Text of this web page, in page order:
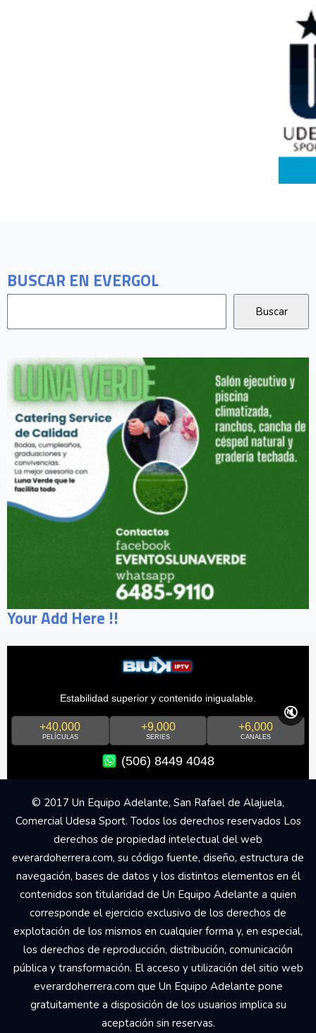
BUSCAR EN EVERGOL
Your Add Here !!
Estabilidad superior y contenido inigualable.
+40,000
PELÍCULAS
+9,000
SERIES
+6,000
CANALES
(506) 8449 4048
🔇
© 2017 Un Equipo Adelante, San Rafael de Alajuela,
Comercial Udesa Sport. Todos los derechos reservados Los
derechos de propiedad intelectual del web
everardoherrera.com, su código fuente, diseño, estructura de
navegación, bases de datos y los distintos elementos en él
contenidos son titularidad de Un Equipo Adelante a quien
corresponde el ejercicio exclusivo de los derechos de
explotación de los mismos en cualquier forma y, en especial,
los derechos de reproducción, distribución, comunicación
pública y transformación. El acceso y utilización del sitio web
everardoherrera.com que Un Equipo Adelante pone
gratuitamente a disposición de los usuarios implica su
aceptación sin reservas.